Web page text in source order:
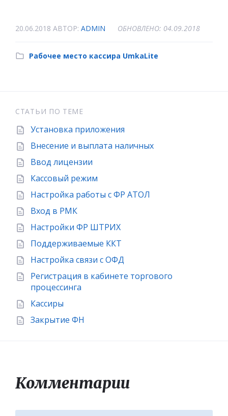
20.06.2018 АВТОР: ADMIN ОБНОВЛЕНО: 04.09.2018
Рабочее место кассира UmkaLite
СТАТЬИ ПО ТЕМЕ
Установка приложения
Внесение и выплата наличных
Ввод лицензии
Кассовый режим
Настройка работы с ФР АТОЛ
Вход в РМК
Настройки ФР ШТРИХ
Поддерживаемые ККТ
Настройка связи с ОФД
Регистрация в кабинете торгового
процессинга
Кассиры
Закрытие ФН
Комментарии